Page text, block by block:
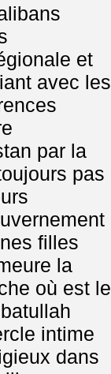
et
avec les
par la
pas
filles
la
où est le
intime
dans